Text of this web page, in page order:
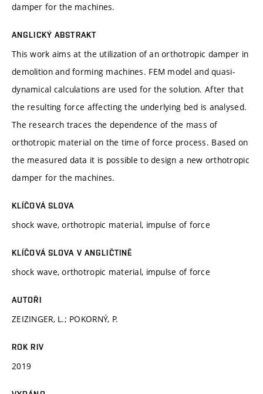
damper for the machines.
ANGLICKÝ ABSTRAKT
This work aims at the utilization of an orthotropic damper in
demolition and forming machines. FEM model and quasi-
dynamical calculations are used for the solution. After that
the resulting force affecting the underlying bed is analysed.
The research traces the dependence of the mass of
orthotropic material on the time of force process. Based on
the measured data it is possible to design a new orthotropic
damper for the machines.
KLÍČOVÁ SLOVA
shock wave, orthotropic material, impulse of force
KLÍČOVÁ SLOVA V ANGLIČTINĚ
shock wave, orthotropic material, impulse of force
AUTOŘI
ZEIZINGER, L.; POKORNÝ, P.
ROK RIV
2019